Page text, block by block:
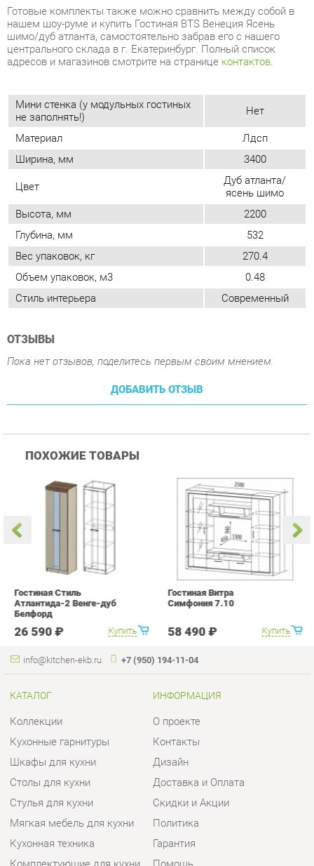
Мини стенка (у модульных гостиных
не заполнять!) Нет
Материал
Лдсп
Цвет Дуб атланта/
Высота, мм
2200
Глубина, мм
532
270.4
0.48
Стиль интерьера
Современный
ОТЗЫВЫ
Пока нет отзывов, поделитесь первым своим мнением.
ДОБАВИТЬ ОТЗЫВ
Атлантида-2 Венге-дуб
Белфорд
26 590 ₽ Купить
Гостиная Витра
Симфония 7.10
58 490 ₽
info@kitchen-ekb.ru +7 (950) 194-11-04
КАТАЛОГ
Коллекции
Шкафы для кухни
Мягкая мебель для кухни
Кухонная техника
Комплектующие для кухни
Кухонная сантехника
ИНФОРМАЦИЯ
О проекте
Дизайн
Скидки и Акции
Политика
Гарантия
Помощь
ГОРОДА
Весь мир
Екатеринбург
Шоурум и склад самовывоза
Адрес: г.Екатеринбург,